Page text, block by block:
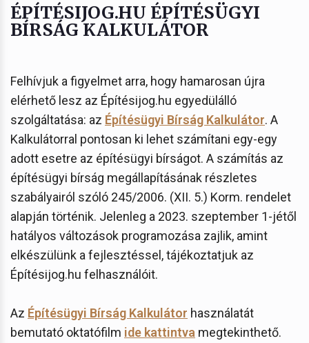
ÉPÍTÉSIJOG.HU ÉPÍTÉSÜGYI
BÍRSÁG KALKULÁTOR
Felhívjuk a figyelmet arra, hogy hamarosan újra
elérhető lesz az Építésijog.hu egyedülálló
szolgáltatása: az Építésügyi Bírság Kalkulátor. A
Kalkulátorral pontosan ki lehet számítani egy-egy
adott esetre az építésügyi bírságot. A számítás az
építésügyi bírság megállapításának részletes
szabályairól szóló 245/2006. (XII. 5.) Korm. rendelet
alapján történik. Jelenleg a 2023. szeptember 1-jétől
hatályos változások programozása zajlik, amint
elkészülünk a fejlesztéssel, tájékoztatjuk az
Építésijog.hu felhasználóit.
Az Építésügyi Bírság Kalkulátor használatát
bemutató oktatófilm ide kattintva megtekinthető.